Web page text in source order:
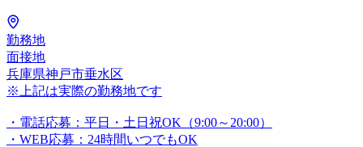
勤務地
面接地
兵庫県神戸市垂水区
※上記は実際の勤務地です
・電話応募：平日・土日祝OK（9:00～20:00）
・WEB応募：24時間いつでもOK